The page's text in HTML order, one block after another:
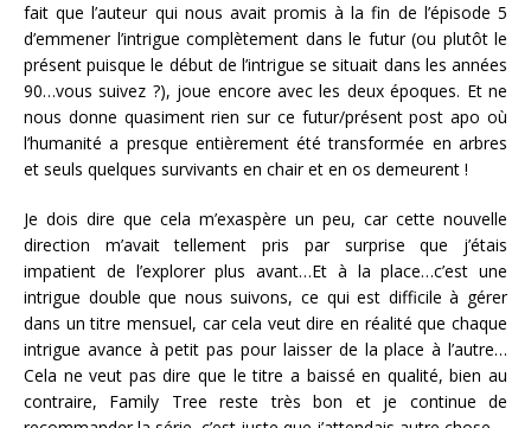
fait que l’auteur qui nous avait promis à la fin de l’épisode 5
d’emmener l’intrigue complètement dans le futur (ou plutôt le
présent puisque le début de l’intrigue se situait dans les années
90…vous suivez ?), joue encore avec les deux époques. Et ne
nous donne quasiment rien sur ce futur/présent post apo où
l’humanité a presque entièrement été transformée en arbres
et seuls quelques survivants en chair et en os demeurent !
Je dois dire que cela m’exaspère un peu, car cette nouvelle
direction m’avait tellement pris par surprise que j’étais
impatient de l’explorer plus avant…Et à la place…c’est une
intrigue double que nous suivons, ce qui est difficile à gérer
dans un titre mensuel, car cela veut dire en réalité que chaque
intrigue avance à petit pas pour laisser de la place à l’autre…
Cela ne veut pas dire que le titre a baissé en qualité, bien au
contraire, Family Tree reste très bon et je continue de